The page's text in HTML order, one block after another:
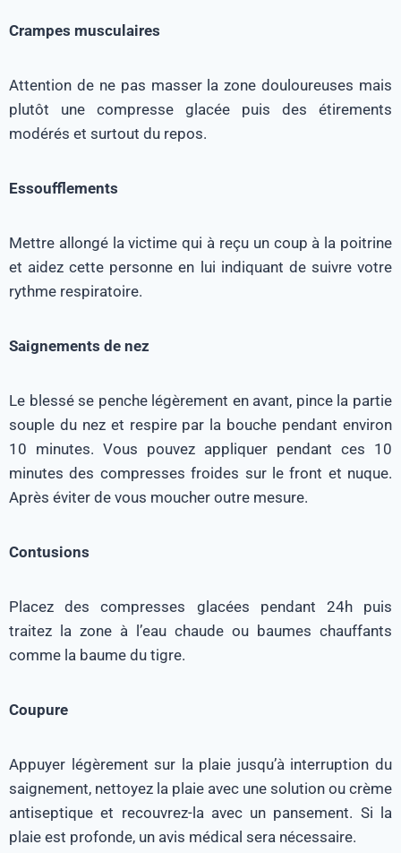
Crampes musculaires
Attention de ne pas masser la zone douloureuses mais
plutôt une compresse glacée puis des étirements
modérés et surtout du repos.
Essoufflements
Mettre allongé la victime qui à reçu un coup à la poitrine
et aidez cette personne en lui indiquant de suivre votre
rythme respiratoire.
Saignements de nez
Le blessé se penche légèrement en avant, pince la partie
souple du nez et respire par la bouche pendant environ
10 minutes. Vous pouvez appliquer pendant ces 10
minutes des compresses froides sur le front et nuque.
Après éviter de vous moucher outre mesure.
Contusions
Placez des compresses glacées pendant 24h puis
traitez la zone à l’eau chaude ou baumes chauffants
comme la baume du tigre.
Coupure
Appuyer légèrement sur la plaie jusqu’à interruption du
saignement, nettoyez la plaie avec une solution ou crème
antiseptique et recouvrez-la avec un pansement. Si la
plaie est profonde, un avis médical sera nécessaire.